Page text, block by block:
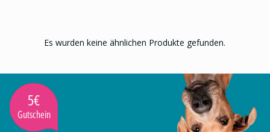
Es wurden keine ähnlichen Produkte gefunden.
5€
Gutschein